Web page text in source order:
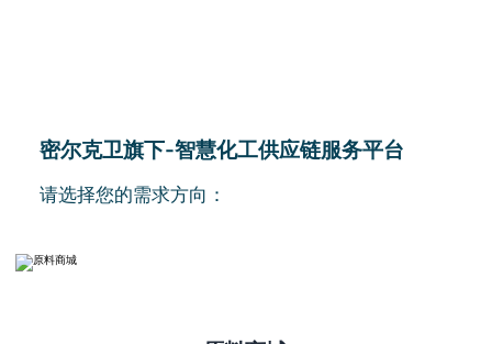
密尔克卫旗下-智慧化工供应链服务平台
请选择您的需求方向：